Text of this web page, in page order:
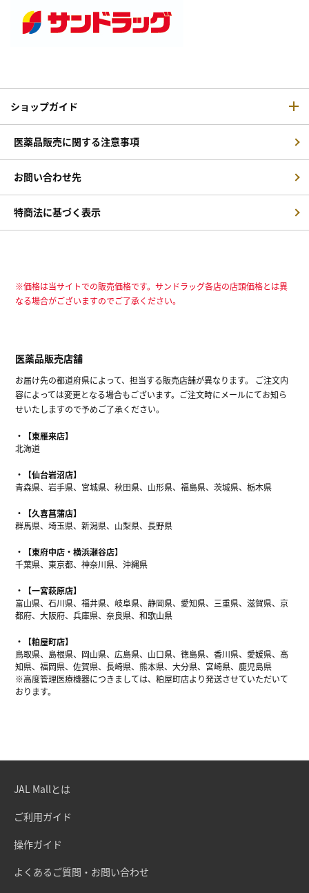
ショップガイド
医薬品販売に関する注意事項
お問い合わせ先
特商法に基づく表示
※価格は当サイトでの販売価格です。サンドラッグ各店の店頭価格とは異
なる場合がございますのでご了承ください。
医薬品販売店舗
お届け先の都道府県によって、担当する販売店舗が異なります。 ご注文内
容によっては変更となる場合もございます。ご注文時にメールにてお知ら
せいたしますので予めご了承ください。
【東雁来店】
北海道
【仙台岩沼店】
青森県、岩手県、宮城県、秋田県、山形県、福島県、茨城県、栃木県
【久喜菖蒲店】
群馬県、埼玉県、新潟県、山梨県、長野県
【東府中店・横浜瀬谷店】
千葉県、東京都、神奈川県、沖縄県
【一宮萩原店】
富山県、石川県、福井県、岐阜県、静岡県、愛知県、三重県、滋賀県、京
都府、大阪府、兵庫県、奈良県、和歌山県
【粕屋町店】
鳥取県、島根県、岡山県、広島県、山口県、徳島県、香川県、愛媛県、高
知県、福岡県、佐賀県、長崎県、熊本県、大分県、宮崎県、鹿児島県
※高度管理医療機器につきましては、粕屋町店より発送させていただいて
おります。
JAL Mallとは
ご利用ガイド
操作ガイド
よくあるご質問・お問い合わせ